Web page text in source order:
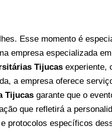
Esse momento é
empresa especializada
Tijucas experiente,
a empresa oferece
Tijucas garante que o
que refletirá a
protocolos específicos